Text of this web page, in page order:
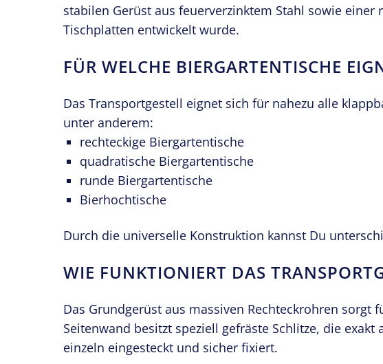
stabilen Gerüst aus feuerverzinktem Stahl sowie
Tischplatten entwickelt wurde.
FÜR WELCHE BIERGARTENTISCHE
Das Transportgestell eignet sich für nahezu alle
unter anderem:
rechteckige Biergartentische
quadratische Biergartentische
runde Biergartentische
Bierhochtische
Durch die universelle Konstruktion kannst Du
WIE FUNKTIONIERT DAS
Das Grundgerüst aus massiven Rechteckrohren
Seitenwand besitzt speziell gefräste Schlitze, die
einzeln eingesteckt und sicher fixiert.